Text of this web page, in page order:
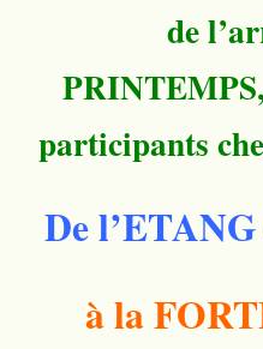
de
PRINTEMPS,
participants
De
à la